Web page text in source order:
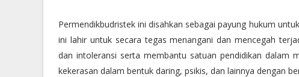
Permendikbudristek ini disahkan sebagai payung hukum
ini lahir untuk secara tegas menangani dan mencegah
dan intoleransi serta membantu satuan pendidikan dalam
kekerasan dalam bentuk daring, psikis, dan lainnya dengan